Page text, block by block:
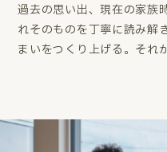
過去の思い出、現在の家族
れそのものを丁寧に読み解
まいをつくり上げる。 それ